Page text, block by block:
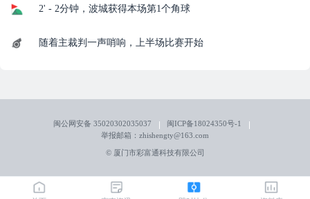
2' - 2分钟，波城获得本场第1个角球
随着主裁判一声哨响，上半场比赛开始
闽公网安备 35020302035037
闽ICP备18024350号-1
举报邮箱：zhishengty@163.com
© 厦门市彩富通科技有限公司